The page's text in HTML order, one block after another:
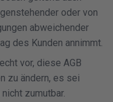
oder von
abweichender
des Kunden annimmt.
vor, diese AGB
zu ändern, es sei
zumutbar.